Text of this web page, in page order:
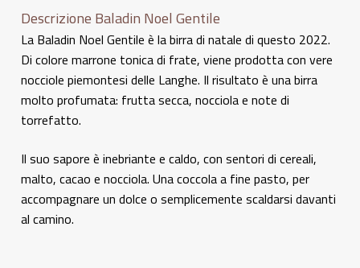
Descrizione Baladin Noel Gentile
La Baladin Noel Gentile è la birra di natale di questo 2022.
Di colore marrone tonica di frate, viene prodotta con vere
nocciole piemontesi delle Langhe. Il risultato è una birra
molto profumata: frutta secca, nocciola e note di
torrefatto.
Il suo sapore è inebriante e caldo, con sentori di cereali,
malto, cacao e nocciola. Una coccola a fine pasto, per
accompagnare un dolce o semplicemente scaldarsi davanti
al camino.